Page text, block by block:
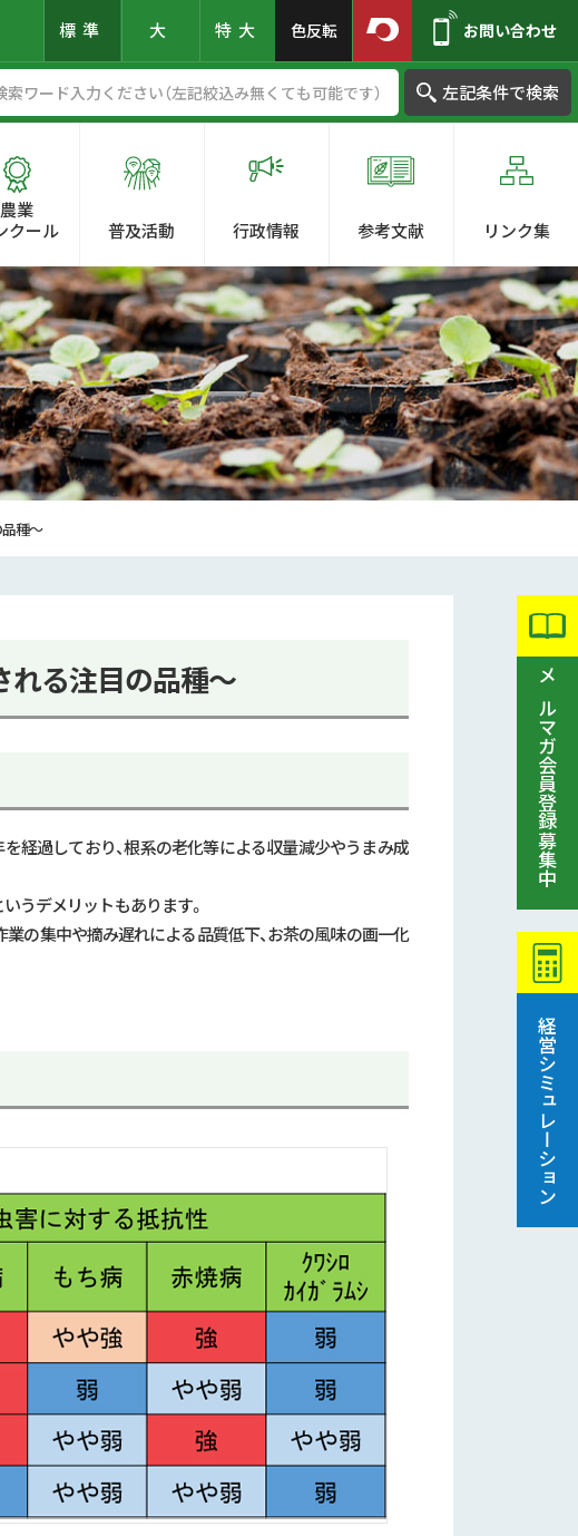
標準 大 特大 色反転 お問い合わせ
左記条件で検索
農業
クール
普及活動 行政情報 参考文献 リンク集
種～
メルマガ会員登録募集中
経営シミュレーション
れる注目の品種～
を経過しており、根系の老化等による収量減少やうまみ成
うデメリットもあります。
の集中や摘み遅れによる品質低下、お茶の風味の画一化